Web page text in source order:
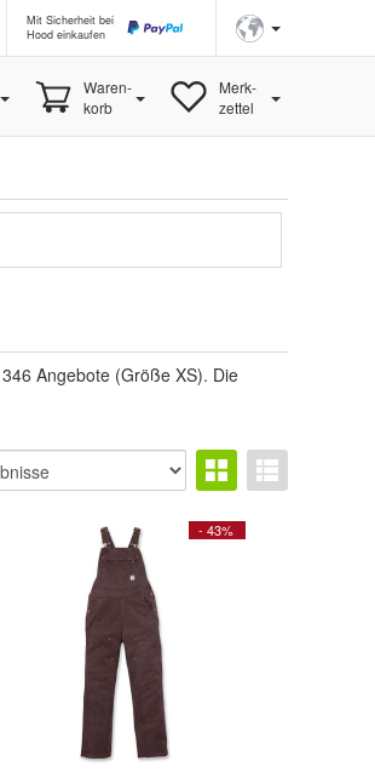
Mit Sicherheit bei
Hood einkaufen
Waren-
korb
Merk-
zettel
Angebote (Größe XS). Die
- 43%